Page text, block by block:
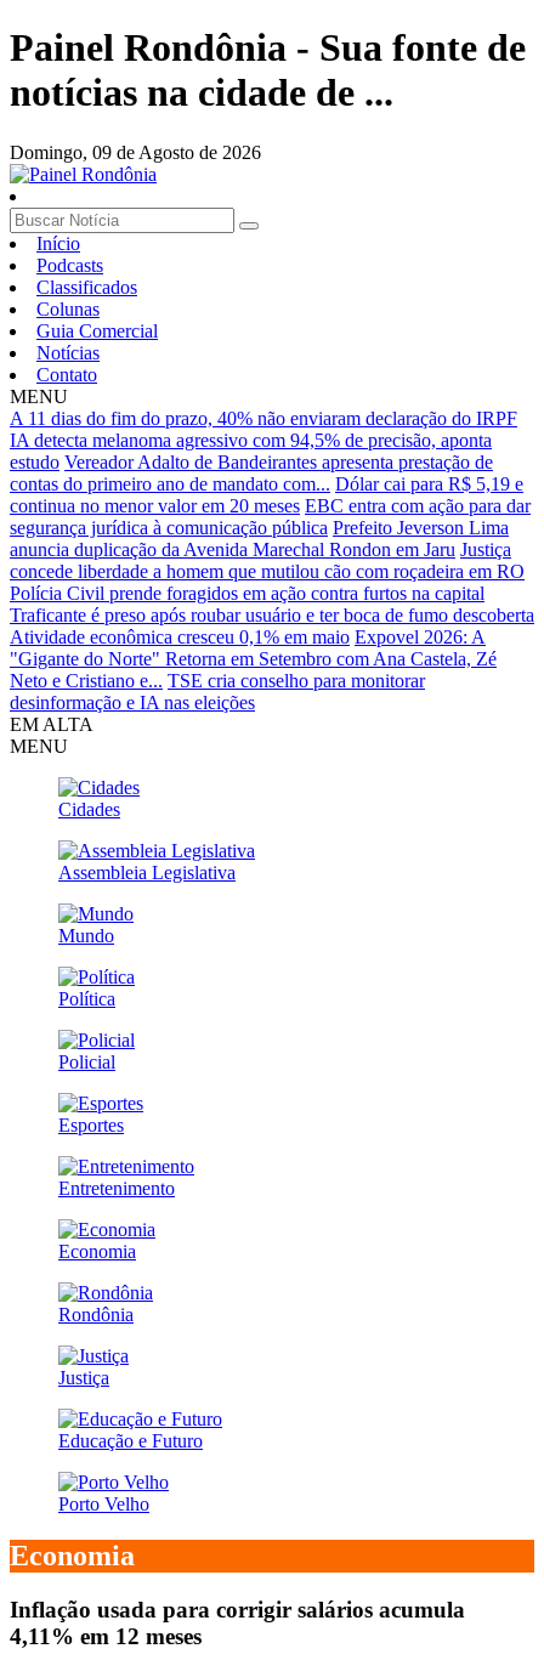
Painel Rondônia - Sua fonte de
notícias na cidade de ...
Domingo, 09 de Agosto de 2026
Início
Podcasts
Classificados
Colunas
Guia Comercial
Notícias
Contato
MENU
A 11 dias do fim do prazo, 40% não enviaram declaração do IRPF
IA detecta melanoma agressivo com 94,5% de precisão, aponta
estudo Vereador Adalto de Bandeirantes apresenta prestação de
contas do primeiro ano de mandato com... Dólar cai para R$ 5,19 e
continua no menor valor em 20 meses EBC entra com ação para dar
segurança jurídica à comunicação pública Prefeito Jeverson Lima
anuncia duplicação da Avenida Marechal Rondon em Jaru Justiça
concede liberdade a homem que mutilou cão com roçadeira em RO
Polícia Civil prende foragidos em ação contra furtos na capital
Traficante é preso após roubar usuário e ter boca de fumo descoberta
Atividade econômica cresceu 0,1% em maio Expovel 2026: A
"Gigante do Norte" Retorna em Setembro com Ana Castela, Zé
Neto e Cristiano e... TSE cria conselho para monitorar
desinformação e IA nas eleições
EM ALTA
MENU
Cidades
Assembleia Legislativa
Mundo
Política
Policial
Esportes
Entretenimento
Economia
Rondônia
Justiça
Educação e Futuro
Porto Velho
Economia
Inflação usada para corrigir salários acumula
4,11% em 12 meses